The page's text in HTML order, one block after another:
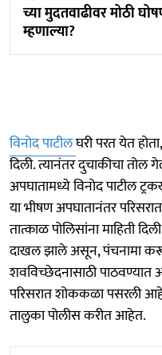
च्या मुदतवाढीवर मोठी
म्हणाल्या?
विनोद पाटीलघरी परत येत
दिली. त्यानंतर दुचाकीचा
अपघातामध्ये विनोद पाटील
या भीषण अपघातानंतर
तात्काळ पोलिसांना माहिती
दाखल झाले असून, पंचनामा
शवविच्छेदनासाठी
परिसरात शोककळा पसरली
तालुका पोलीस करीत आहेत.